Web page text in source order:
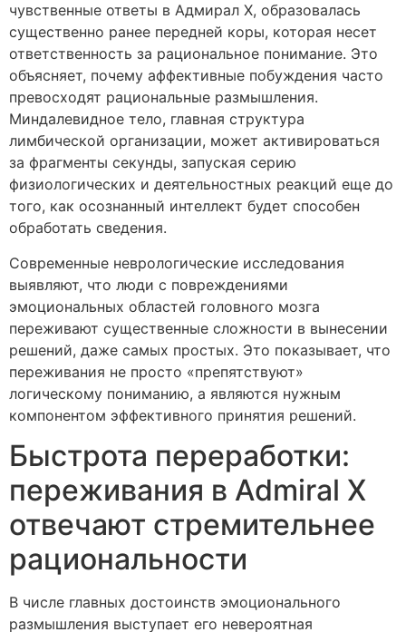
чувственные ответы в Адмирал Х, образовалась
существенно ранее передней коры, которая несет
ответственность за рациональное понимание. Это
объясняет, почему аффективные побуждения часто
превосходят рациональные размышления.
Миндалевидное тело, главная структура
лимбической организации, может активироваться
за фрагменты секунды, запуская серию
физиологических и деятельностных реакций еще до
того, как осознанный интеллект будет способен
обработать сведения.
Современные неврологические исследования
выявляют, что люди с повреждениями
эмоциональных областей головного мозга
переживают существенные сложности в вынесении
решений, даже самых простых. Это показывает, что
переживания не просто «препятствуют»
логическому пониманию, а являются нужным
компонентом эффективного принятия решений.
Быстрота переработки:
переживания в Admiral X
отвечают стремительнее
рациональности
В числе главных достоинств эмоционального
размышления выступает его невероятная